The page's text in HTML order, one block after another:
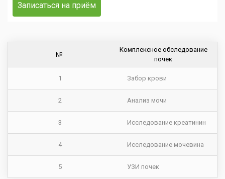
Записаться на приём
№
Комплексное обследование
почек
1 Забор крови
2 Анализ мочи
3 Исследование креатинин
4 Исследование мочевина
5 УЗИ почек